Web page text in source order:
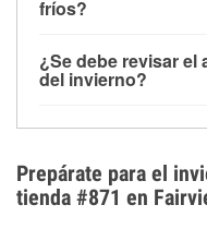
derretida en la
fríos?
alrededor de 1 PSI
temperatura. Puedes
¿Se debe revisar
del invierno?
el
extremo. Aprende
anticongelante en
Prepárate para el
tienda #871 en